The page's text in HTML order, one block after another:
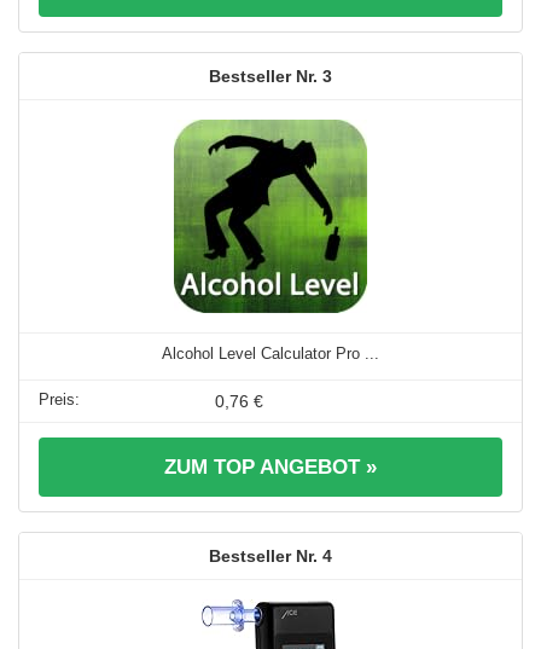
3
Alcohol Level Calculator Pro ...
0,76 €
ZUM TOP ANGEBOT »
4